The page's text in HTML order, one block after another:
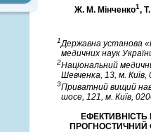
Ж. М. Мінченко1,
1Державна установа
медичних наук
2Національний
Шевченка, 13, м. Київ,
3Приватний вищий
шосе, 121, м. Київ,
ЕФЕКТИВНІСТЬ
ПРОГНОСТИЧНИЙ